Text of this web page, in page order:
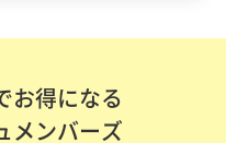
お得になる
メンバーズ